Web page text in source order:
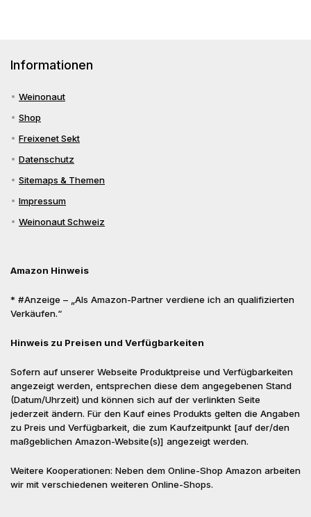
Informationen
Weinonaut
Shop
Freixenet Sekt
Datenschutz
Sitemaps & Themen
Impressum
Weinonaut Schweiz
Amazon Hinweis
* #Anzeige – „Als Amazon-Partner verdiene ich an qualifizierten
Verkäufen.“
Hinweis zu Preisen und Verfügbarkeiten
Sofern auf unserer Webseite Produktpreise und Verfügbarkeiten
angezeigt werden, entsprechen diese dem angegebenen Stand
(Datum/Uhrzeit) und können sich auf der verlinkten Seite
jederzeit ändern. Für den Kauf eines Produkts gelten die Angaben
zu Preis und Verfügbarkeit, die zum Kaufzeitpunkt [auf der/den
maßgeblichen Amazon-Website(s)] angezeigt werden.
Weitere Kooperationen: Neben dem Online-Shop Amazon arbeiten
wir mit verschiedenen weiteren Online-Shops.